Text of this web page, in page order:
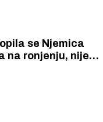
se Njemica
na ronjenju, nije